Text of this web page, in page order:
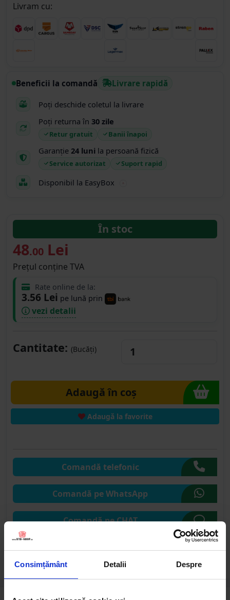
Consimțământ Detalii Despre
Livram cu:
Beneficii la comandă Livrare rapidă
Poți deschide coletul la livrare
Poți returna în 30 zile
Retur gratuit Banii înapoi
Garanție 24 luni la persoană fizică
Service autorizat Suport rapid
Disponibil la EasyBox
În stoc
48.00 Lei
Prețul conține TVA
Rate online de la:
3.56 Lei pe lună prin
vezi detalii
Cantitate: (Bucăți)
Adaugă în coș
Adaugă la favorite
Comandă telefonic
Comandă pe WhatsApp
Comandă pe CHAT